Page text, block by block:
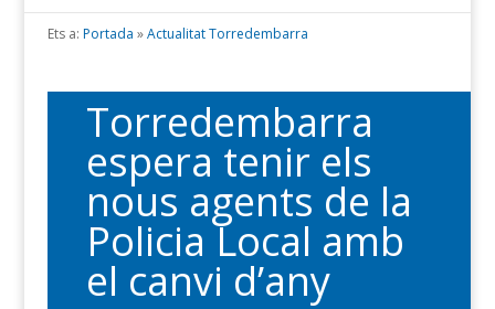
Ets a: Portada »Actualitat Torredembarra
Torredembarra
espera tenir els
nous agents de la
Policia Local amb
el canvi d’any